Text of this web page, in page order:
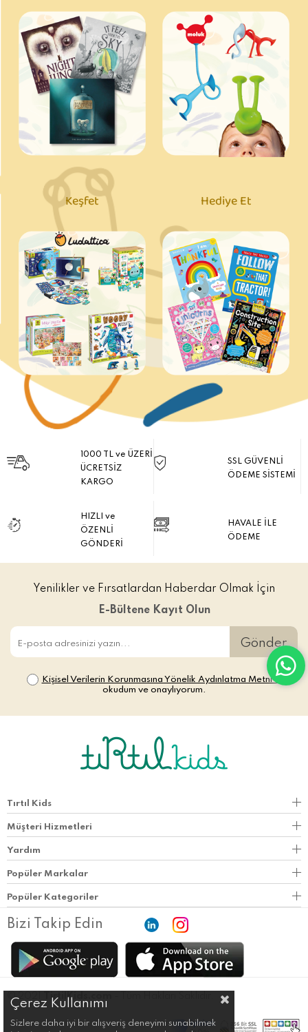
Keşfet Hediye Et
1000 TL ve ÜZERİ
ÜCRETSİZ
KARGO
SSL GÜVENLİ
ÖDEME SİSTEMİ
HIZLI ve
ÖZENLİ
GÖNDERİ
HAVALE İLE
ÖDEME
Yenilikler ve Fırsatlardan Haberdar Olmak İçin
E-Bültene Kayıt Olun
Gönder
Kişisel Verilerin Korunmasına Yönelik Aydınlatma Metni’ni
okudum ve onaylıyorum.
Tırtıl Kids
Müşteri Hizmetleri
Yardım
Popüler Markalar
Popüler Kategoriler
Bizi Takip Edin
© 2021 TirtilKids.com
Çerez Kullanımı
Sizlere daha iyi bir alışveriş deneyimi sunabilmek